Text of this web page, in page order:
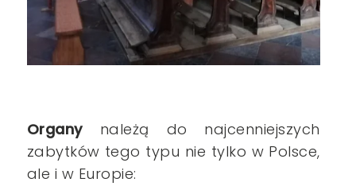
Organynależą do najcenniejszych
zabytków tego typu nie tylko w Polsce,
ale i w Europie: